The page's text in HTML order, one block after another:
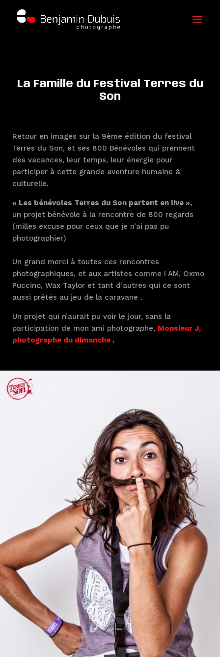
La Famille du Festival Terres du
Son
Retour en images sur la 9ème édition du festival
Terres du Son, et ses 800 Bénévoles qui prennent
des vacances, leur temps, leur énergie pour
participer à cette grande aventure humaine &
culturelle.
« Les bénévoles Terres du Son partent en live »,
un projet bénévole à la rencontre de 800 regards
(milles excuse pour ceux que je n’ai pas pu
photographier)
Un grand merci à toutes ces rencontres
photographiques, et aux artistes comme I AM, Oxmo
Puccino, Wax Taylor et tant d’autres qui ce sont
aussi prêtés au jeu de la caravane .
Un projet qui n’aurait pu voir le jour, sans la
participation de mon ami photographe, Monsieur J,
photographe du dimanche .